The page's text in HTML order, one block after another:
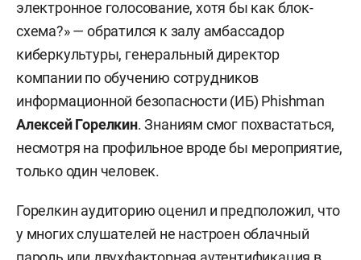
электронное голосование, хотя бы как блок-
схема?» — обратился к залу амбассадор
киберкультуры, генеральный директор
компании по обучению сотрудников
информационной безопасности (ИБ) Phishman
Алексей Горелкин. Знаниям смог похвастаться,
несмотря на профильное вроде бы мероприятие,
только один человек.
Горелкин аудиторию оценил и предположил, что
у многих слушателей не настроен облачный